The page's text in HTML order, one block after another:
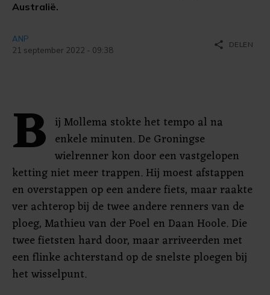
Australië.
ANP
21 september 2022 - 09:38
share DELEN
B ij Mollema stokte het tempo al na
enkele minuten. De Groningse
wielrenner kon door een vastgelopen
ketting niet meer trappen. Hij moest afstappen
en overstappen op een andere fiets, maar raakte
ver achterop bij de twee andere renners van de
ploeg, Mathieu van der Poel en Daan Hoole. Die
twee fietsten hard door, maar arriveerden met
een flinke achterstand op de snelste ploegen bij
het wisselpunt.